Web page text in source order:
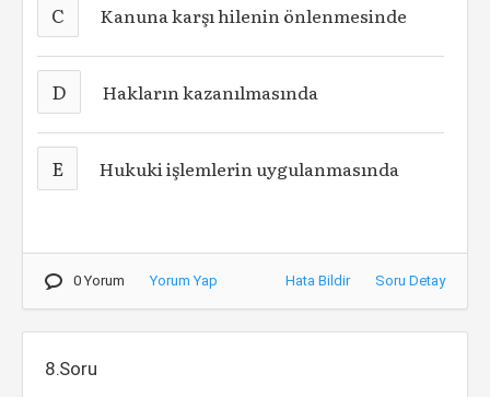
C Kanuna karşı hilenin önlenmesinde
D Hakların kazanılmasında
E Hukuki işlemlerin uygulanmasında
0 Yorum Yorum Yap Hata Bildir Soru Detay
8.Soru